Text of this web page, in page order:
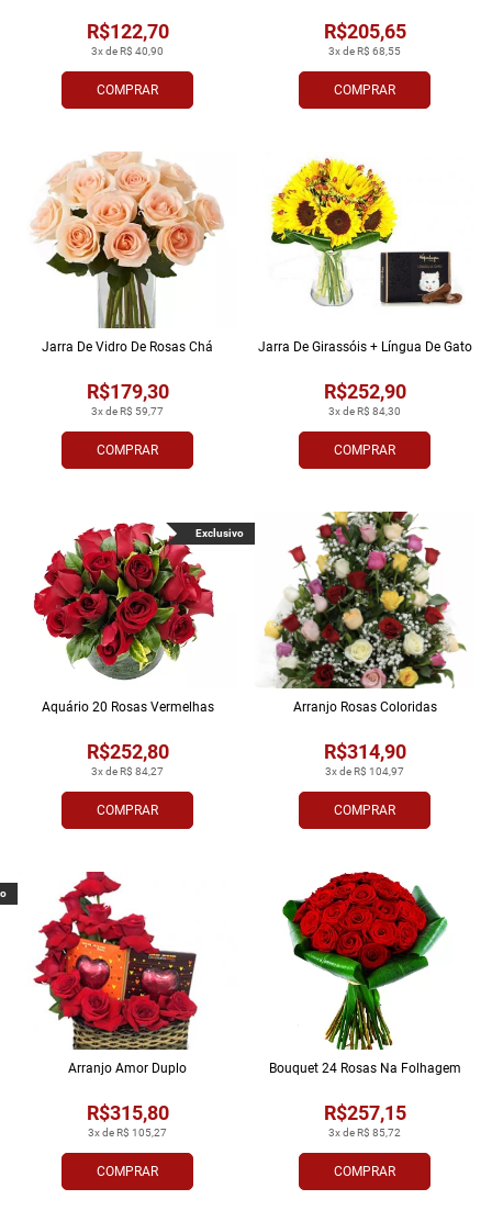
COMPRAR
3x de R$ 40,90
R$122,70
COMPRAR
3x de R$ 68,55
R$205,65
COMPRAR
3x de R$ 59,77
R$179,30
Jarra De Vidro De Rosas Chá
COMPRAR
3x de R$ 84,30
R$252,90
Jarra De Girassóis + Língua De Gato
COMPRAR
3x de R$ 84,27
R$252,80
Aquário 20 Rosas Vermelhas
Exclusivo
COMPRAR
3x de R$ 104,97
R$314,90
Arranjo Rosas Coloridas
COMPRAR
3x de R$ 105,27
R$315,80
Arranjo Amor Duplo
COMPRAR
3x de R$ 85,72
R$257,15
Bouquet 24 Rosas Na Folhagem